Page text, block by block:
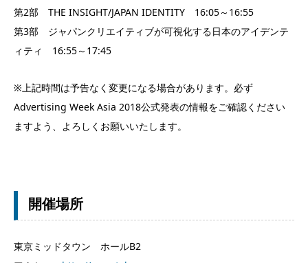
第2部 THE INSIGHT/JAPAN IDENTITY 16:05～16:55
第3部 ジャパンクリエイティブが可視化する日本のアイデンテ
ィティ 16:55～17:45
※上記時間は予告なく変更になる場合があります。必ず
Advertising Week Asia 2018公式発表の情報をご確認ください
ますよう、よろしくお願いいたします。
開催場所
東京ミッドタウン ホールB2